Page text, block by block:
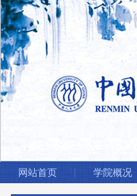
网站首页 学院概况